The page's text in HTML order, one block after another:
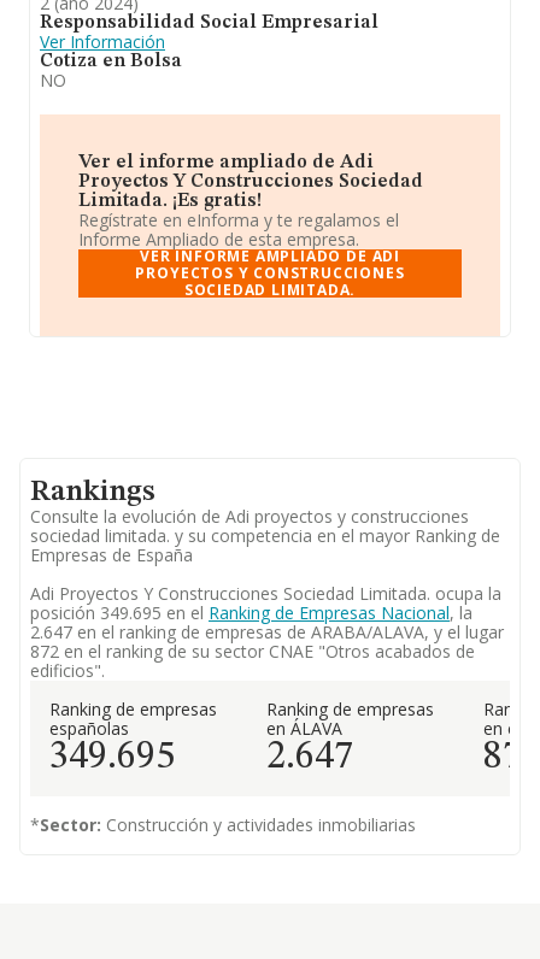
Responsabilidad Social Empresarial
Ver Información
Cotiza en Bolsa
NO
Ver el informe ampliado de Adi
Proyectos Y Construcciones Sociedad
Limitada. ¡Es gratis!
Regístrate en eInforma y te regalamos el
Informe Ampliado de esta empresa.
VER INFORME AMPLIADO DE ADI
PROYECTOS Y CONSTRUCCIONES
SOCIEDAD LIMITADA.
Rankings
Consulte la evolución de Adi proyectos y construcciones
sociedad limitada. y su competencia en el mayor Ranking de
Empresas de España
Adi Proyectos Y Construcciones Sociedad Limitada. ocupa la
posición 349.695 en el Ranking de Empresas Nacional, la
2.647 en el ranking de empresas de ARABA/ALAVA, y el lugar
872 en el ranking de su sector CNAE "Otros acabados de
edificios".
Ranking de empresas
españolas
349.695
Ranking de empresas
en ÁLAVA
2.647
en el
872
*Sector: Construcción y actividades inmobiliarias